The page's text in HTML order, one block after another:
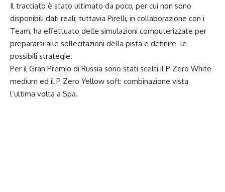
Il tracciato è stato ultimato da poco, per cui non sono
disponibili dati reali; tuttavia Pirelli, in collaborazione con i
Team, ha effettuato delle simulazioni computerizzate per
prepararsi alle sollecitazioni della pista e definire le
possibili strategie.
Per il Gran Premio di Russia sono stati scelti il P Zero White
medium ed il P Zero Yellow soft: combinazione vista
l’ultima volta a Spa.